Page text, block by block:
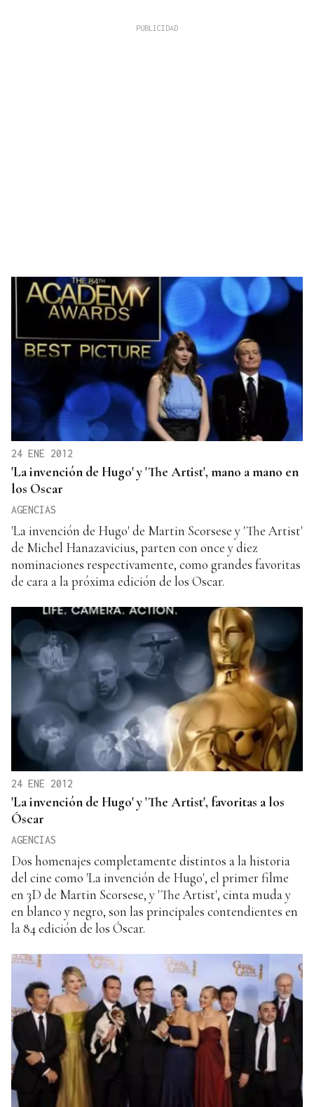
24 ENE 2012
'La invención de Hugo' y 'The Artist', mano a mano en
los Oscar
AGENCIAS
'La invención de Hugo' de Martin Scorsese y 'The Artist'
de Michel Hanazavicius, parten con once y diez
nominaciones respectivamente, como grandes favoritas
de cara a la próxima edición de los Oscar.
24 ENE 2012
'La invención de Hugo' y 'The Artist', favoritas a los
Óscar
AGENCIAS
Dos homenajes completamente distintos a la historia
del cine como 'La invención de Hugo', el primer filme
en 3D de Martin Scorsese, y 'The Artist', cinta muda y
en blanco y negro, son las principales contendientes en
la 84 edición de los Óscar.